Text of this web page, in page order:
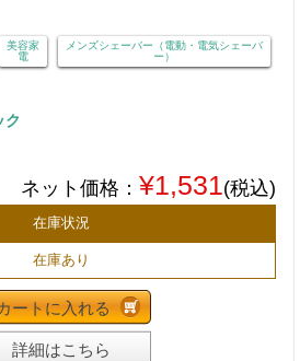
美容家
電
メンズシェーバー（電動・電気シェーバ
ー）
ク
ネット価格： ¥1,531(税込)
在庫状況
在庫あり
ートに入れる
詳細はこちら